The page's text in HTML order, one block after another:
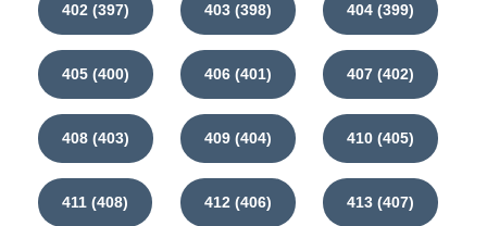
402 (397) 403 (398) 404 (399)
405 (400) 406 (401) 407 (402)
408 (403) 409 (404) 410 (405)
411 (408) 412 (406) 413 (407)